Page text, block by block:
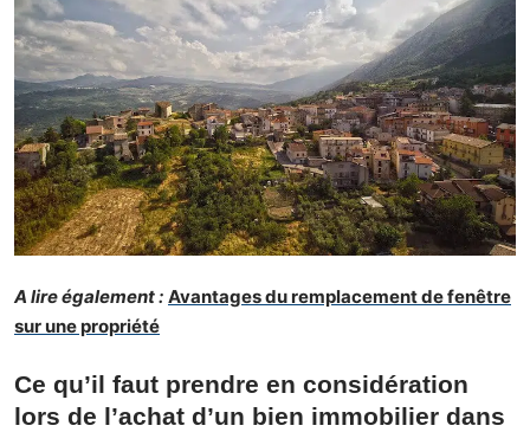
A lire également : Avantages du remplacement de fenêtre
sur une propriété
Ce qu’il faut prendre en considération
lors de l’achat d’un bien immobilier dans